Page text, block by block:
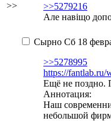
>>
>>5279216
Але навіщо
Сырно Сб 18
>>5278995
https://fantlab.ru/
Ещё не поздно.
Аннотация:
Наш
небольшой